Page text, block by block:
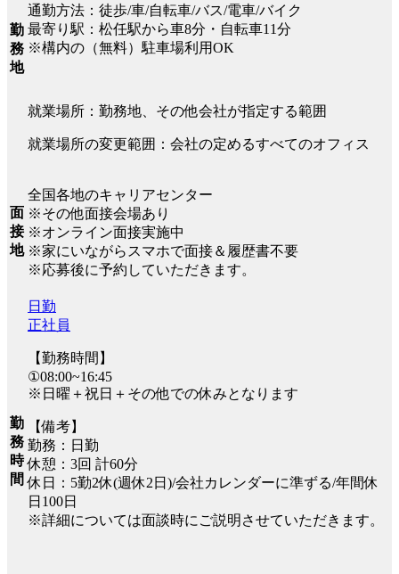
勤
務
地
通勤方法：徒歩/車/自転車/バス/電車/バイク
最寄り駅：松任駅から車8分・自転車11分
※構内の（無料）駐車場利用OK
就業場所：勤務地、その他会社が指定する範囲
就業場所の変更範囲：会社の定めるすべてのオフィス
面
接
地
全国各地のキャリアセンター
※その他面接会場あり
※オンライン面接実施中
※家にいながらスマホで面接＆履歴書不要
※応募後に予約していただきます。
勤
務
時
間
日勤
正社員
【勤務時間】
①08:00~16:45
※日曜＋祝日＋その他での休みとなります
【備考】
勤務：日勤
休憩：3回 計60分
休日：5勤2休(週休2日)/会社カレンダーに準ずる/年間休
日100日
※詳細については面談時にご説明させていただきます。